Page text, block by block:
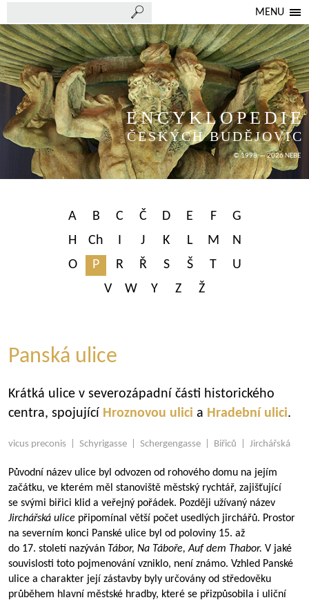
MENU
ENCYKLOPEDIE
ČESKÝCH BUDĚJOVIC
© 1998 — 2026 NEBE
A B C Č D E F
G
H
Ch I J K L M
N
O
P R Ř S Š T
U
V
W Y Z Ž
Panská ulice
Krátká ulice v severozápadní části historického
centra, spojující Hroznovou ulici a Hradební ulici.
vicus preconis | Schyrigasse | Schergengasse | Biřiců | Jirchářská
Původní název ulice byl odvozen od rohového domu na jejím
začátku, ve kterém měl stanoviště městský rychtář, zajišťující
se svými biřici klid a veřejný pořádek. Později užívaný název
Jirchářská ulice připomínal větší počet usedlých jirchářů. Prostor
na severním konci Panské ulice byl od poloviny 15. až
do 17. století nazýván Tábor, Na Táboře, Auf dem Thabor. V jaké
souvislosti toto pojmenování vzniklo, není známo. Vzhled Panské
ulice a charakter její zástavby byly určovány od středověku
průběhem hlavní městské hradby, které se přizpůsobila i uliční